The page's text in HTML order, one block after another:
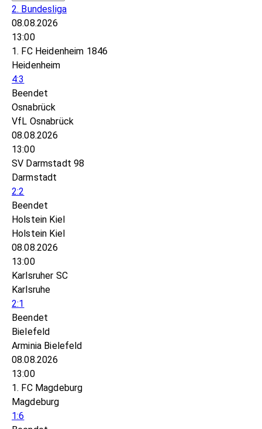
2. Bundesliga
08.08.2026
13:00
1. FC Heidenheim 1846
Heidenheim
4:3
Beendet
Osnabrück
VfL Osnabrück
08.08.2026
13:00
SV Darmstadt 98
Darmstadt
2:2
Beendet
Holstein Kiel
Holstein Kiel
08.08.2026
13:00
Karlsruher SC
Karlsruhe
2:1
Beendet
Bielefeld
Arminia Bielefeld
08.08.2026
13:00
1. FC Magdeburg
Magdeburg
1:6